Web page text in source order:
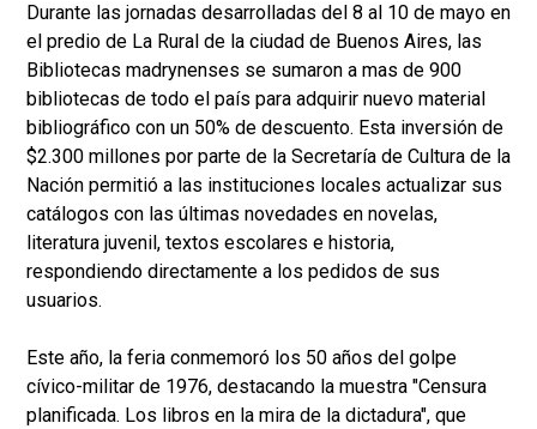
Durante las jornadas desarrolladas del 8 al 10 de mayo en
el predio de La Rural de la ciudad de Buenos Aires, las
Bibliotecas madrynenses se sumaron a mas de 900
bibliotecas de todo el país para adquirir nuevo material
bibliográfico con un 50% de descuento. Esta inversión de
$2.300 millones por parte de la Secretaría de Cultura de la
Nación permitió a las instituciones locales actualizar sus
catálogos con las últimas novedades en novelas,
literatura juvenil, textos escolares e historia,
respondiendo directamente a los pedidos de sus
usuarios.
Este año, la feria conmemoró los 50 años del golpe
cívico-militar de 1976, destacando la muestra "Censura
planificada. Los libros en la mira de la dictadura", que